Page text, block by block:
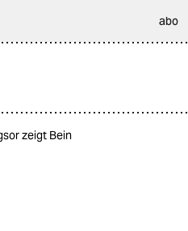
abo
zeigt Bein